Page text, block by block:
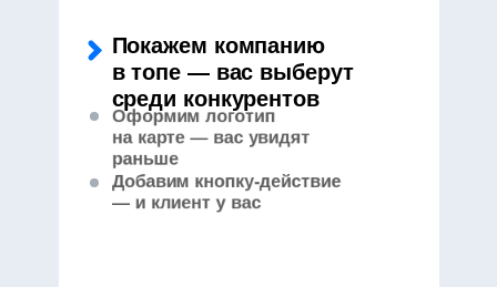
Покажем компанию
в топе — вас выберут
среди конкурентов
Оформим логотип
на карте — вас увидят
раньше
Добавим кнопку-действие
— и клиент у вас
Поисковых запросов
каждый день